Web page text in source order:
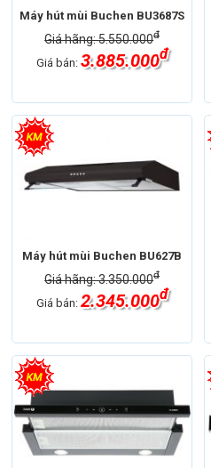
Máy hút mùi Buchen BU3687S
Giá hãng: 5.550.000đ
Giá bán: 3.885.000đ
Máy hút mùi Buchen BU627B
Giá hãng: 3.350.000đ
Giá bán: 2.345.000đ